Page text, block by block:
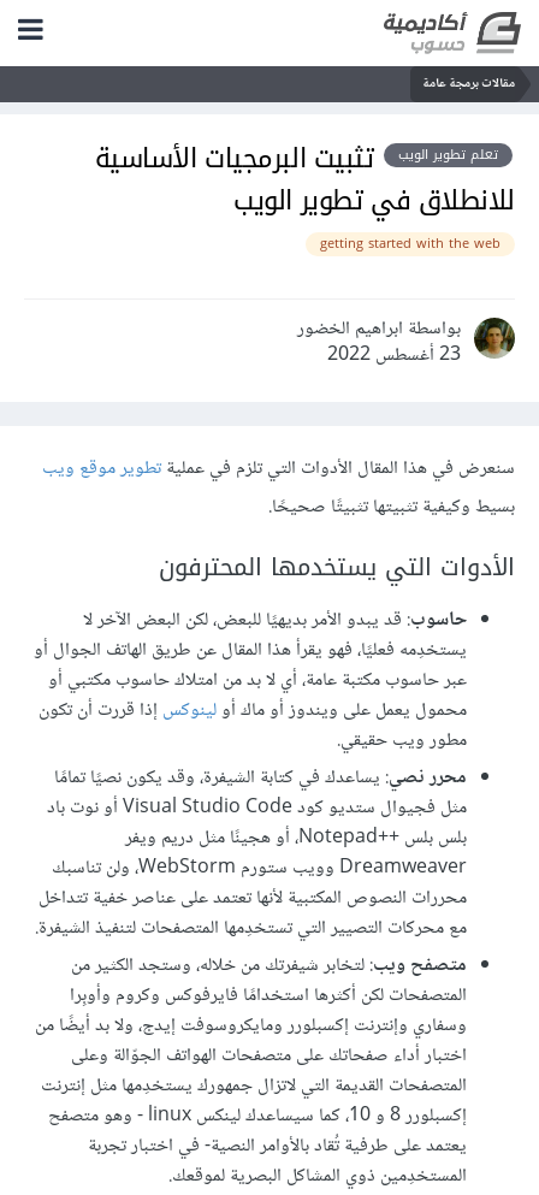
مقالات برمجة عامة
تعلم تطوير الويب
تثبيت البرمجيات الأساسية
للانطلاق في تطوير الويب
getting started with the web
بواسطة ابراهيم الخضور
23 أغسطس 2022
سنعرض في هذا المقال الأدوات التي تلزم في عمليةتطوير موقع ويب
بسيط وكيفية تثبيتها تثبيتًا صحيحًا.
الأدوات التي يستخدمها المحترفون
حاسوب: قد يبدو الأمر بديهيًا للبعض، لكن البعض الآخر لا
يستخدِمه فعليًا، فهو يقرأ هذا المقال عن طريق الهاتف الجوال أو
عبر حاسوب مكتبة عامة، أي لا بد من امتلاك حاسوب مكتبي أو
محمول يعمل على ويندوز أو ماك أولينوكس إذا قررت أن تكون
مطور ويب حقيقي.
محرر نصي: يساعدك في كتابة الشيفرة، وقد يكون نصيًا تمامًا
مثل فجيوال ستديو كود Visual Studio Code أو نوت باد
بلس بلس ++Notepad، أو هجينًا مثل دريم ويفر
Dreamweaver وويب ستورم WebStorm، ولن تناسبك
محررات النصوص المكتبية لأنها تعتمد على عناصر خفية تتداخل
مع محركات التصيير التي تستخدِمها المتصفحات لتنفيذ الشيفرة.
متصفح ويب: لتخابر شيفرتك من خلاله، وستجد الكثير من
المتصفحات لكن أكثرها استخدامًا فايرفوكس وكروم وأوبِرا
وسفاري وإنترنت إكسبلورر ومايكروسوفت إيدج، ولا بد أيضًا من
اختبار أداء صفحاتك على متصفحات الهواتف الجوّالة وعلى
المتصفحات القديمة التي لاتزال جمهورك يستخدِمها مثل إنترنت
إكسبلورر 8 و 10، كما سيساعدك لينكس linux - وهو متصفح
يعتمد على طرفية تُقاد بالأوامر النصية- في اختبار تجربة
المستخدِمين ذوي المشاكل البصرية لموقعك.